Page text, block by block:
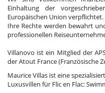
Einhaltung der
Europäischen Union verpflichtet.
Ihre Rechte werden bewahrt
professionellen
Villanovo ist ein Mitglied der
der Atout France (Französische
Maurice Villas ist eine
Luxusvillen für Flic en Flac: